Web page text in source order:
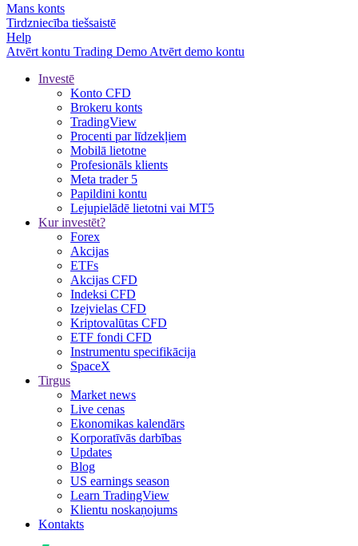
Mans konts
Tirdzniecība tiešsaistē
Help
Atvērt kontu Trading Demo Atvērt demo kontu
Investē
Konto CFD
Brokeru konts
TradingView
Procenti par līdzekļiem
Mobilā lietotne
Profesionāls klients
Meta trader 5
Papildini kontu
Lejupielādē lietotni vai MT5
Kur investēt?
Forex
Akcijas
ETFs
Akcijas CFD
Indeksi CFD
Izejvielas CFD
Kriptovalūtas CFD
ETF fondi CFD
Instrumentu specifikācija
SpaceX
Tirgus
Market news
Live cenas
Ekonomikas kalendārs
Korporatīvās darbības
Updates
Blog
US earnings season
Learn TradingView
Klientu noskaņojums
Kontakts